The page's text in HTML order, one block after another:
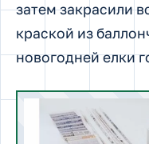
затем закрасили
краской из
новогодней елки